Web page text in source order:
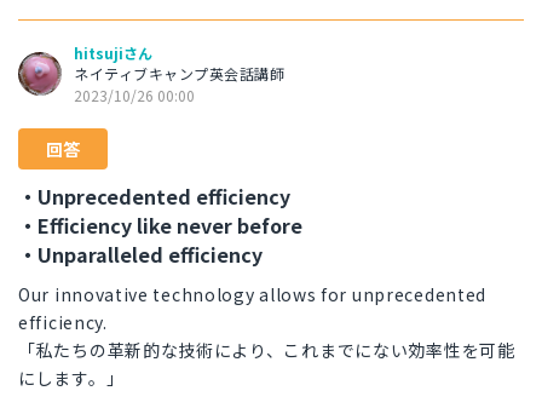
hitsujiさん
ネイティブキャンプ英会話講師
2023/10/26 00:00
回答
・Unprecedented efficiency
・Efficiency like never before
・Unparalleled efficiency
Our innovative technology allows for unprecedented
efficiency.
「私たちの革新的な技術により、これまでにない効率性を可能
にします。」